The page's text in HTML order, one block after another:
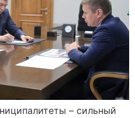
– сильный